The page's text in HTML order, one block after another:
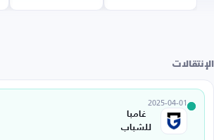
الإنتقالات
2025-04-01
غامبا
للشباب